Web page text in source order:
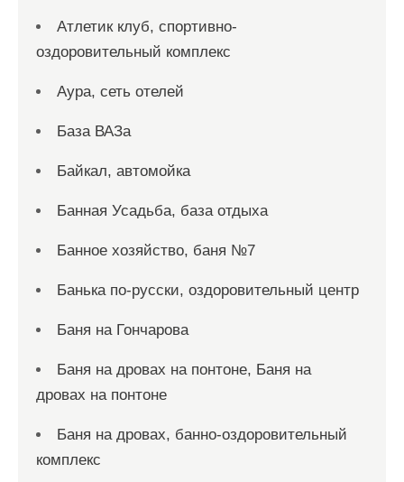
Атлетик клуб, спортивно-
оздоровительный комплекс
Аура, сеть отелей
База ВАЗа
Байкал, автомойка
Банная Усадьба, база отдыха
Банное хозяйство, баня №7
Банька по-русски, оздоровительный центр
Баня на Гончарова
Баня на дровах на понтоне, Баня на
дровах на понтоне
Баня на дровах, банно-оздоровительный
комплекс